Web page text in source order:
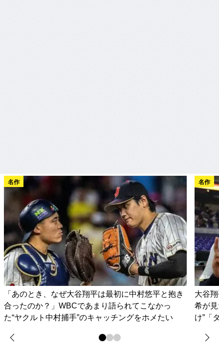
名作
「あのとき、なぜ大谷翔平は最初に中村悠平と抱き
合ったのか？」WBCであまり語られてこなかっ
た“ヤクルト中村捕手”のキャッチングをホメたい
名作
大谷
希が
け”「